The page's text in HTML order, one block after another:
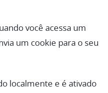
você acessa um
um cookie para o seu
localmente e é ativado